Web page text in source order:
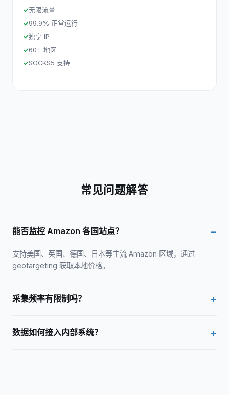
无限流量
99.9% 正常运行
独享 IP
60+ 地区
SOCKS5 支持
常见问题解答
能否监控 Amazon 各国站点？
支持美国、英国、德国、日本等主流 Amazon 区域，通过
geotargeting 获取本地价格。
采集频率有限制吗？
求自行控制。
数据如何接入内部系统？